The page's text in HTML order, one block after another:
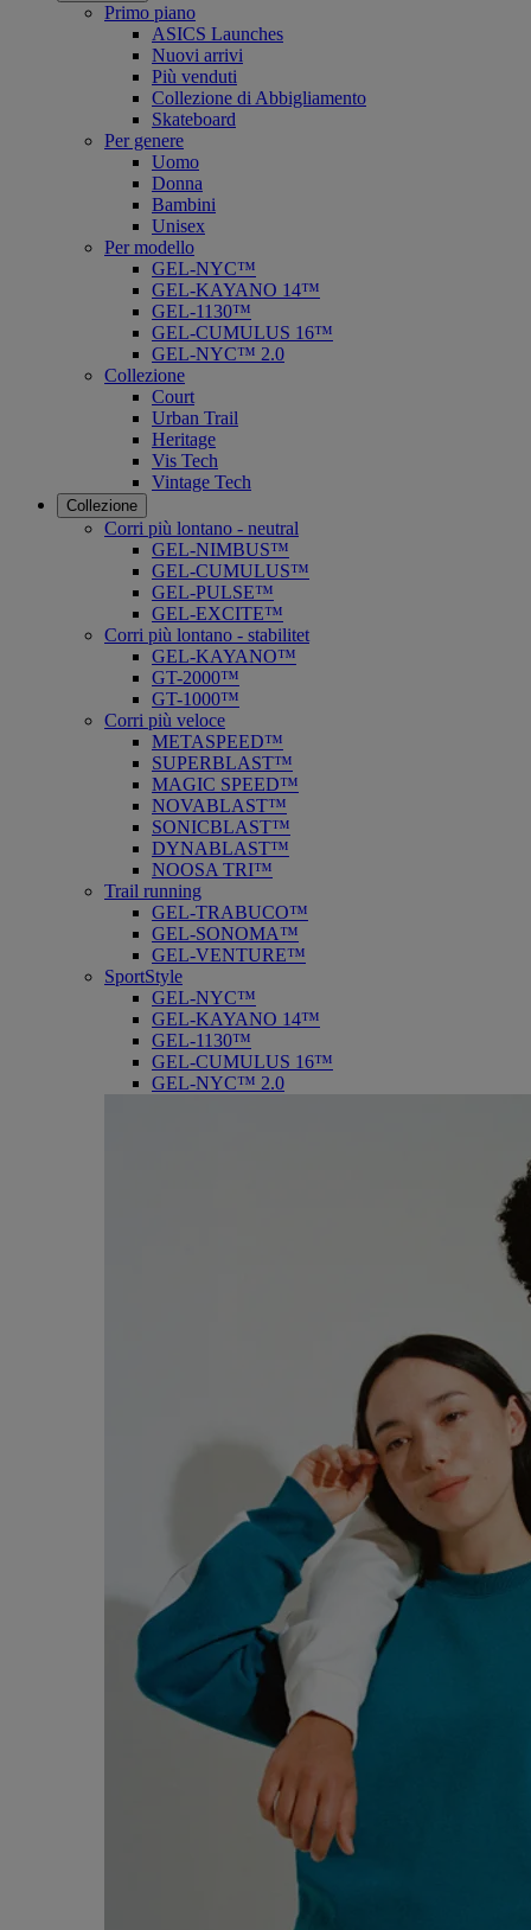
Primo piano
ASICS Launches
Nuovi arrivi
Più venduti
Collezione di Abbigliamento
Skateboard
Per genere
Uomo
Donna
Bambini
Unisex
Per modello
GEL-NYC™
GEL-KAYANO 14™
GEL-1130™
GEL-CUMULUS 16™
GEL-NYC™ 2.0
Collezione
Court
Urban Trail
Heritage
Vis Tech
Vintage Tech
Collezione
Corri più lontano - neutral
GEL-NIMBUS™
GEL-CUMULUS™
GEL-PULSE™
GEL-EXCITE™
Corri più lontano - stabilitet
GEL-KAYANO™
GT-2000™
GT-1000™
Corri più veloce
METASPEED™
SUPERBLAST™
MAGIC SPEED™
NOVABLAST™
SONICBLAST™
DYNABLAST™
NOOSA TRI™
Trail running
GEL-TRABUCO™
GEL-SONOMA™
GEL-VENTURE™
SportStyle
GEL-NYC™
GEL-KAYANO 14™
GEL-1130™
GEL-CUMULUS 16™
GEL-NYC™ 2.0